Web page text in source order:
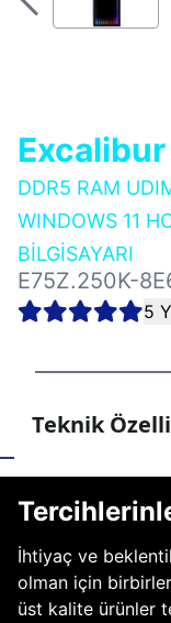
DDR5 RAM
WINDOWS 11
BİLGİSAYARI
E75Z.250K-
5
Teknik
İhtiyaç ve
olman için
üst kalite ürünler